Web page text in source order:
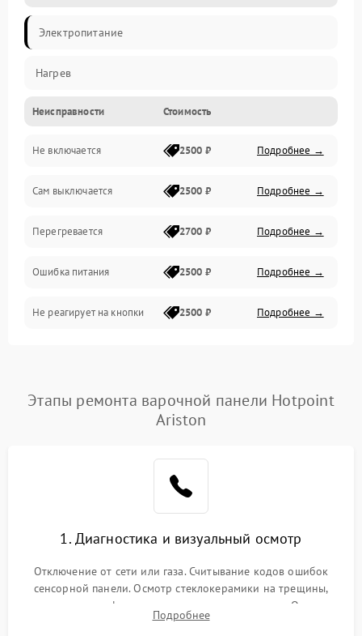
Электропитание
Нагрев
Неисправности Стоимость
Не включается 2500 ₽ Подробнее →
Сам выключается 2500 ₽ Подробнее →
Перегревается 2700 ₽ Подробнее →
Ошибка питания 2500 ₽ Подробнее →
Не реагирует на кнопки 2500 ₽ Подробнее →
Этапы ремонта варочной панели Hotpoint
Ariston
1. Диагностика и визуальный осмотр
Отключение от сети или газа. Считывание кодов ошибок
сенсорной панели. Осмотр стеклокерамики на трещины,
проверка конфорок на равномерность нагрева. Опрос
клиента о симптомах (не включается, не видит посуду,
Подробнее